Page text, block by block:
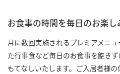
お食事の時間を毎日のお楽し
月に数回実施されるプレミアメニ
た行事食など毎日のお食事を飽き
もてなしいたします。ご入居者様